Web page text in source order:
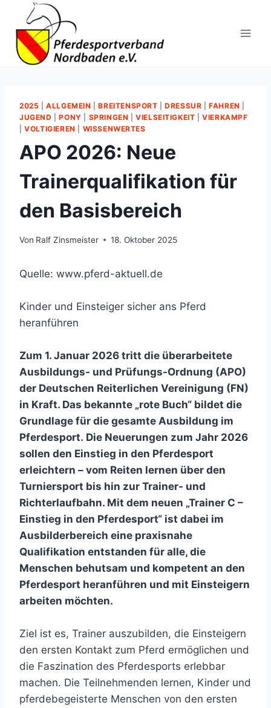
springen
2025 |ALLGEMEIN |BREITENSPORT |DRESSUR |FAHREN
JUGEND
|PONY SPRINGEN |VIELSEITIGKEIT |VIERKAMPF
|VOLTIGIEREN WISSENWERTES
APO 2026: Neue
Trainerqualifikation für
den Basisbereich
Von Ralf Zinsmeister 18. Oktober 2025
Quelle: www.pferd-aktuell.de
Kinder und Einsteiger sicher ans Pferd
heranführen
Zum 1. Januar 2026 tritt die überarbeitete
Ausbildungs- und Prüfungs-Ordnung (APO)
der Deutschen Reiterlichen Vereinigung (FN)
in Kraft. Das bekannte „rote Buch“ bildet die
Grundlage für die gesamte Ausbildung im
Pferdesport. Die Neuerungen zum Jahr 2026
sollen den Einstieg in den Pferdesport
erleichtern – vom Reiten lernen über den
Turniersport bis hin zur Trainer- und
Richterlaufbahn. Mit dem neuen „Trainer C –
Einstieg in den Pferdesport“ ist dabei im
Ausbilderbereich eine praxisnahe
Qualifikation entstanden für alle, die
Menschen behutsam und kompetent an den
Pferdesport heranführen und mit Einsteigern
arbeiten möchten.
Ziel ist es, Trainer auszubilden, die Einsteigern
den ersten Kontakt zum Pferd ermöglichen und
die Faszination des Pferdesports erlebbar
machen. Die Teilnehmenden lernen, Kinder und
pferdebegeisterte Menschen von den ersten